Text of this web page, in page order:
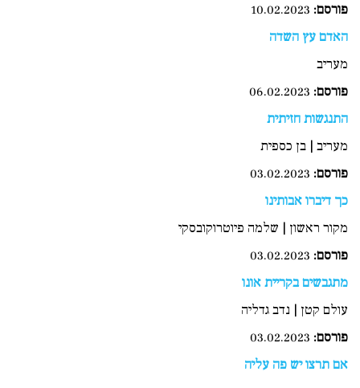
פורסם:
האדם עץ השדה
מעריב
פורסם:
התנגשות חזיתית
מעריב | בן כספית
פורסם:
כך דיברו אבותינו
מקור ראשון | שלמה פיוטרוקובסקי
פורסם:
מתגבשים בקריית אונו
עולם קטן | נדב גדליה
פורסם:
אם תרצו יש פה עליה